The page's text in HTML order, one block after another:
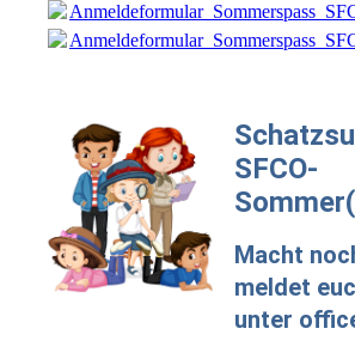
SFCO-
Macht
meldet
unter